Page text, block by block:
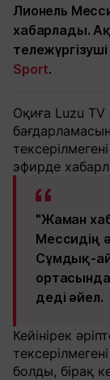
Лионель
хабарлады.
Sport.
Оқиға Luzu
эфирде
"Жаман
Мессидің
Сұмдық-
деді әйел.
Кейінірек
болды, бірақ